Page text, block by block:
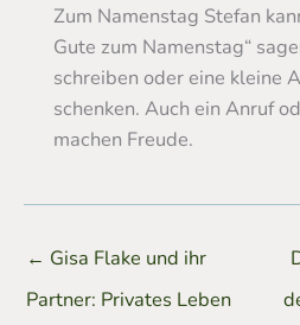
Zum Namenstag Stefan
Gute zum Namenstag“
schreiben oder eine kleine
schenken. Auch ein Anruf
machen Freude.
← Gisa Flake und ihr
Partner: Privates Leben